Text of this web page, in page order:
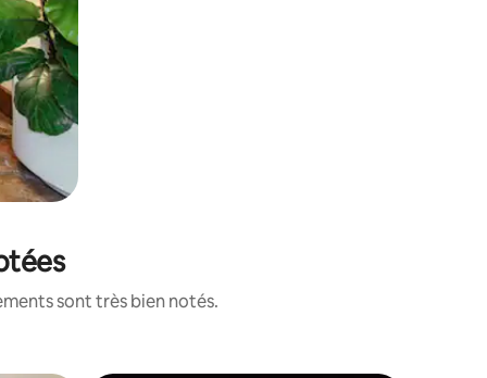
sont très bien notés.